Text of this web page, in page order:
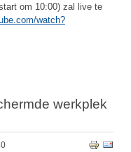
om 10:00) zal live te
watch?
werkplek